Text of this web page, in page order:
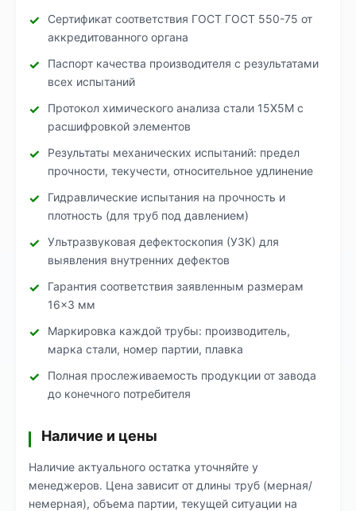
Сертификат соответствия ГОСТ ГОСТ 550-75 от
аккредитованного органа
Паспорт качества производителя с результатами
всех испытаний
Протокол химического анализа стали 15Х5М с
расшифровкой элементов
Результаты механических испытаний: предел
прочности, текучести, относительное удлинение
Гидравлические испытания на прочность и
плотность (для труб под давлением)
Ультразвуковая дефектоскопия (УЗК) для
выявления внутренних дефектов
Гарантия соответствия заявленным размерам
16×3 мм
Маркировка каждой трубы: производитель,
марка стали, номер партии, плавка
Полная прослеживаемость продукции от завода
до конечного потребителя
Наличие и цены
Наличие актуального остатка уточняйте у
менеджеров. Цена зависит от длины труб (мерная/
немерная), объема партии, текущей ситуации на